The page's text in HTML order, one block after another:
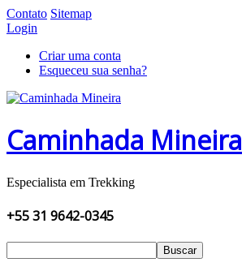
Contato Sitemap
Login
Criar uma conta
Esqueceu sua senha?
Caminhada Mineira
Especialista em Trekking
+55 31 9642-0345
Buscar